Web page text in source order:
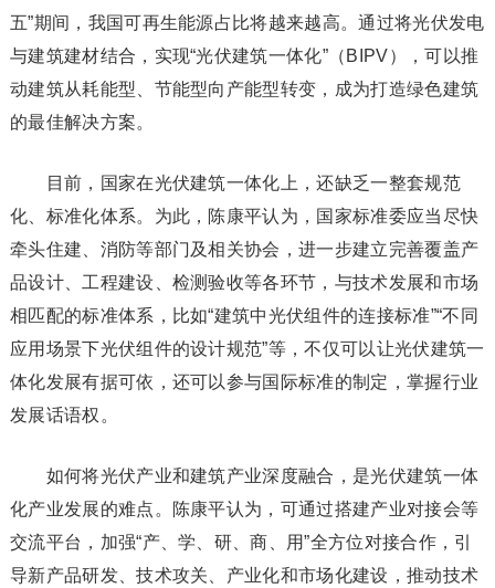
五”期间，我国可再生能源占比将越来越高。通过将光伏发电
与建筑建材结合，实现“光伏建筑一体化”（BIPV），可以推
动建筑从耗能型、节能型向产能型转变，成为打造绿色建筑
的最佳解决方案。
目前，国家在光伏建筑一体化上，还缺乏一整套规范
化、标准化体系。为此，陈康平认为，国家标准委应当尽快
牵头住建、消防等部门及相关协会，进一步建立完善覆盖产
品设计、工程建设、检测验收等各环节，与技术发展和市场
相匹配的标准体系，比如“建筑中光伏组件的连接标准”“不同
应用场景下光伏组件的设计规范”等，不仅可以让光伏建筑一
体化发展有据可依，还可以参与国际标准的制定，掌握行业
发展话语权。
如何将光伏产业和建筑产业深度融合，是光伏建筑一体
化产业发展的难点。陈康平认为，可通过搭建产业对接会等
交流平台，加强“产、学、研、商、用”全方位对接合作，引
导新产品研发、技术攻关、产业化和市场化建设，推动技术